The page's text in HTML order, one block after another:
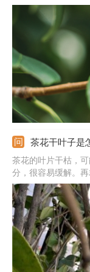
八学士的枝条直立
为红色，花瓣近圆
的花色比较的多变。
茶花干叶子是
茶花的叶片干枯，
分，很容易缓解。
或者将它放在半阴
的，因此得合理调